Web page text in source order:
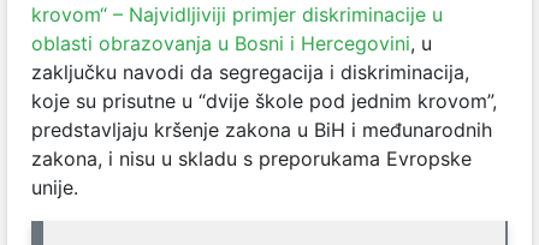
krovom“ – Najvidljiviji primjer diskriminacije u
oblasti obrazovanja u Bosni i Hercegovini, u
zaključku navodi da segregacija i diskriminacija,
koje su prisutne u “dvije škole pod jednim krovom”,
predstavljaju kršenje zakona u BiH i međunarodnih
zakona, i nisu u skladu s preporukama Evropske
unije.